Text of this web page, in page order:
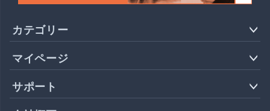
カテゴリー
マイページ
サポート